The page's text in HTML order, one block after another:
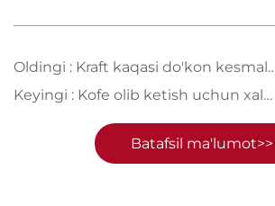
Oldingi : Kraft kaqasi do'kon kesmalari
Keyingi : Kofe olib ketish uchun xaltalar
Batafsil ma'lumot>>